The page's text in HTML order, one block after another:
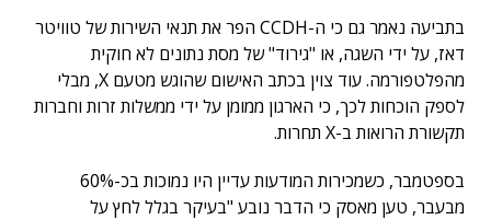
בתביעה נאמר גם כי ה-CCDH הפר את תנאי השירות של טוויטר
דאז, על ידי השגה, או "גירוד" של מסת נתונים לא חוקית
מהפלטפורמה. עוד צוין בכתב האישום שהוגש מטעם X, מבלי
לספק הוכחות לכך, כי הארגון ממומן על ידי ממשלות זרות וחברות
תקשורת הרואות ב-X תחרות.
בספטמבר, כשמכירות המודעות עדיין היו נמוכות בכ-60%
מבעבר, טען מאסק כי הדבר נובע "בעיקר בגלל לחץ על